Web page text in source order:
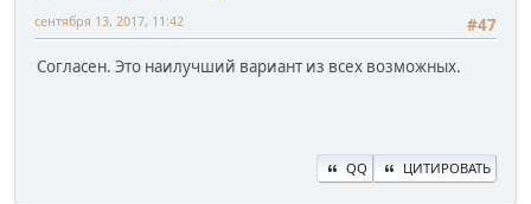
#47
сентября 13, 2017, 11:42
Согласен. Это наилучший вариант из всех возможных.
QQ ЦИТИРОВАТЬ